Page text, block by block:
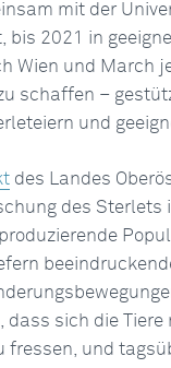
mit der
bis 2021 in
Wien und March
schaffen –
und
des Landes
des Sterlets
dass sich die
fressen, und